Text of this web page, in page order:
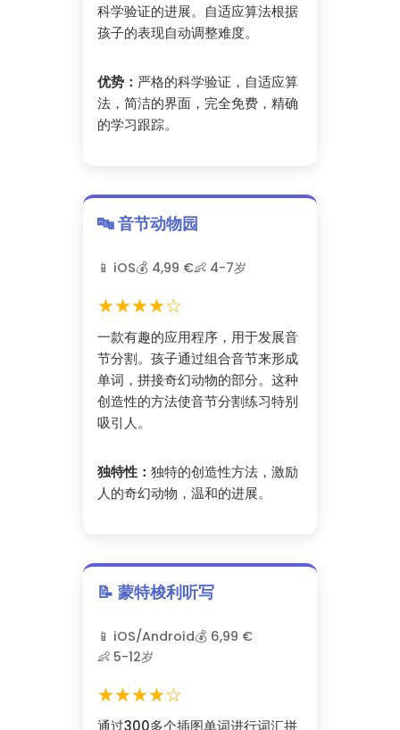
科学验证的进展。自适应算法根据
孩子的表现自动调整难度。
优势： 严格的科学验证，自适应算
法，简洁的界面，完全免费，精确
的学习跟踪。
🔤 音节动物园
📱 iOS💰 4,99 €👶 4-7岁
★★★★☆
一款有趣的应用程序，用于发展音
节分割。孩子通过组合音节来形成
单词，拼接奇幻动物的部分。这种
创造性的方法使音节分割练习特别
吸引人。
独特性： 独特的创造性方法，激励
人的奇幻动物，温和的进展。
📝 蒙特梭利听写
📱 iOS/Android💰 6,99 €
👶 5-12岁
★★★★☆
通过300多个插图单词进行词汇拼